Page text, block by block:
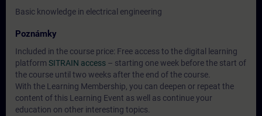
Basic knowledge in electrical engineering
Poznámky
Included in the course price: Free access to the digital learning
platform SITRAIN access – starting one week before the start of
the course until two weeks after the end of the course.
With the Learning Membership, you can deepen or repeat the
content of this Learning Event as well as continue your
education on other interesting topics.